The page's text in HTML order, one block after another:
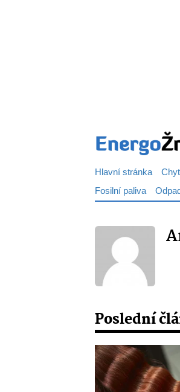
Hlavní stránka
Fosilní paliva
Poslední